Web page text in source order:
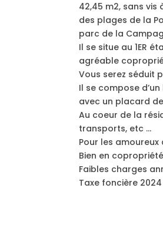
42,45 m2, sans vis
des plages de la
parc de la
Il se situe au 1ER
agréable
Vous serez séduit
Il se compose
avec un placard
Au coeur de la
transports, etc …
Pour les
Bien en
Faibles charges
Taxe foncière